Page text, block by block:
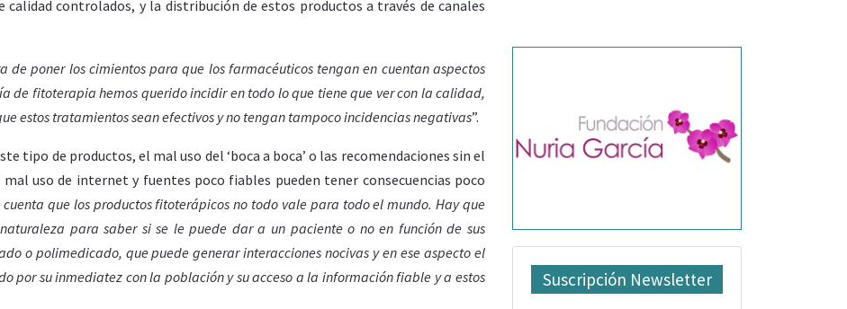
calidad controlados, y la distribución de estos productos a través de canales
de poner los cimientos para que los farmacéuticos tengan en cuentan aspectos
de fitoterapia hemos querido incidir en todo lo que tiene que ver con la calidad,
estos tratamientos sean efectivos y no tengan tampoco incidencias negativas”.
tipo de productos, el mal uso del ‘boca a boca’ o las recomendaciones sin el
uso de internet y fuentes poco fiables pueden tener consecuencias poco
que los productos fitoterápicos no todo vale para todo el mundo. Hay que
para saber si se le puede dar a un paciente o no en función de sus
o polimedicado, que puede generar interacciones nocivas y en ese aspecto el
por su inmediatez con la población y su acceso a la información fiable y a estos
Suscripción Newsletter